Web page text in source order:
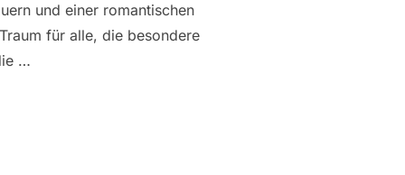
und einer romantischen
für alle, die besondere
…
AUF HAUS GEIST IN OELDE –